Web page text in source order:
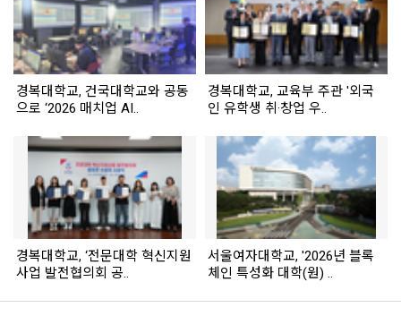
경복대학교, 건국대학교와 공동
으로 ‘2026 매치업 AI..
경복대학교, 교육부 주관 '외국
인 유학생 취·창업 우..
경복대학교, ‘전문대학 혁신지원
사업 발전협의회 공..
서울여자대학교, '2026년 블록
체인 특성화 대학(원) ..